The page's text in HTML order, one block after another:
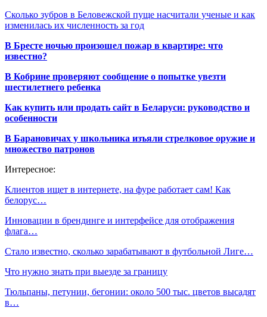
Сколько зубров в Беловежской пуще насчитали ученые и как
изменилась их численность за год
В Бресте ночью произошел пожар в квартире: что
известно?
В Кобрине проверяют сообщение о попытке увезти
шестилетнего ребенка
Как купить или продать сайт в Беларуси: руководство и
особенности
В Барановичах у школьника изъяли стрелковое оружие и
множество патронов
Интересное:
Клиентов ищет в интернете, на фуре работает сам! Как
белорус…
Инновации в брендинге и интерфейсе для отображения
флага…
Стало известно, сколько зарабатывают в футбольной Лиге…
Что нужно знать при выезде за границу
Тюльпаны, петунии, бегонии: около 500 тыс. цветов высадят
в…